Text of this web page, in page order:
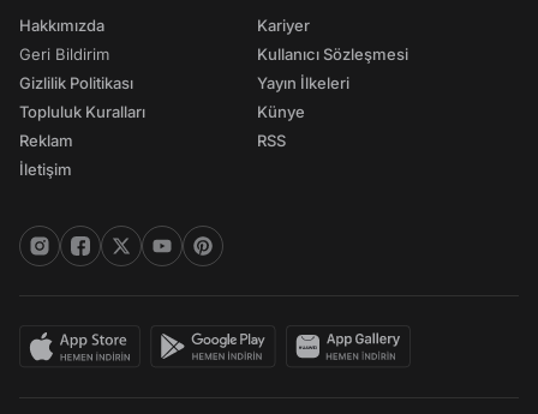
Hakkımızda
Geri Bildirim
Gizlilik Politikası
Topluluk Kuralları
Reklam
İletişim
Kariyer
Kullanıcı Sözleşmesi
Yayın İlkeleri
Künye
RSS